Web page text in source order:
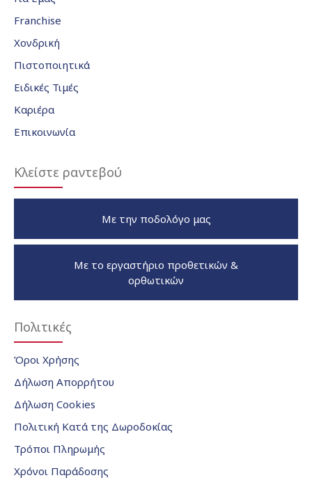
Franchise
Χονδρική
Πιστοποιητικά
Ειδικές Τιμές
Καριέρα
Επικοινωνία
Κλείστε ραντεβού
Με την ποδολόγο μας
Με το εργαστήριο προθετικών &
ορθωτικών
Πολιτικές
Όροι Χρήσης
Δήλωση Απορρήτου
Δήλωση Cookies
Πολιτική Κατά της Δωροδοκίας
Τρόποι Πληρωμής
Χρόνοι Παράδοσης